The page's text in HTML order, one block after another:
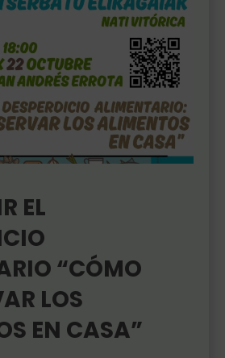
EL
“CÓMO
LOS
EN CASA”